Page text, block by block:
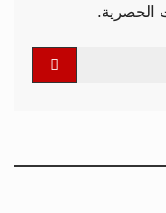
الحصرية.